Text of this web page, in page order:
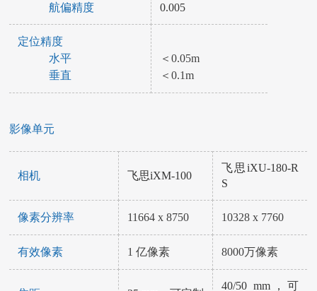
航偏精度
0.005
定位精度
水平
垂直
＜0.05m
＜0.1m
影像单元
相机 飞思iXM-100
飞思iXU-180-R
S
像素分辨率 11664 x 8750 10328 x 7760
有效像素 1 亿像素 8000万像素
40/50 mm，可